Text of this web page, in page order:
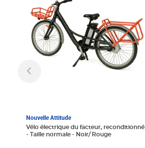
Nouvelle Attitude
Vélo électrique du facteur, reconditionné
- Taille normale - Noir/ Rouge